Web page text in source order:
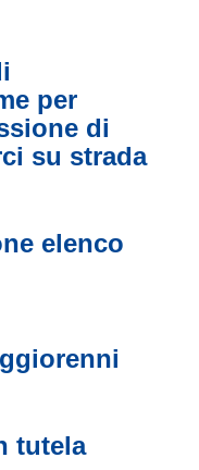
per
di
su strada
elenco
tutela